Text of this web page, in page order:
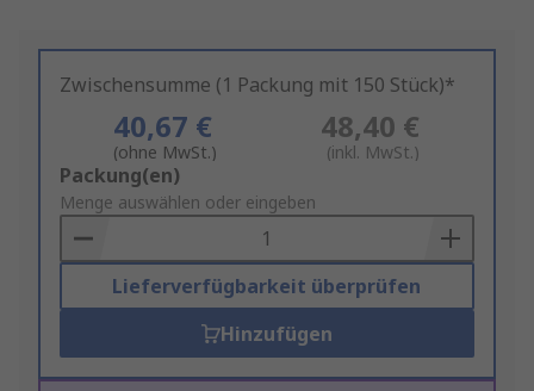
Zwischensumme (1 Packung mit 150 Stück)*
40,67 €
(ohne MwSt.)
48,40 €
(inkl. MwSt.)
Add
to
Basket
Packung(en)
Menge auswählen oder eingeben
Lieferverfügbarkeit überprüfen
Hinzufügen